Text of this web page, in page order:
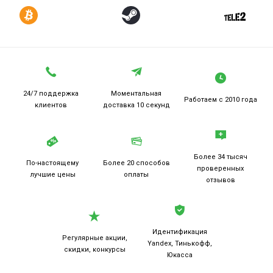
24/7 поддержка
клиентов
Моментальная
доставка 10 секунд
Работаем с 2010 года
По-настоящему
лучшие цены
Более 20 способов
оплаты
Более 34 тысяч
проверенных
отзывов
Регулярные акции,
скидки, конкурсы
Идентификация
Yandex, Тинькофф,
Юкасса